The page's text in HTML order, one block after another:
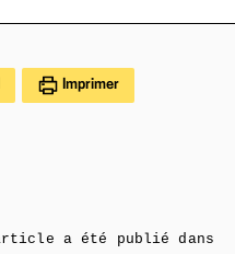
Imprimer
a été publié dans